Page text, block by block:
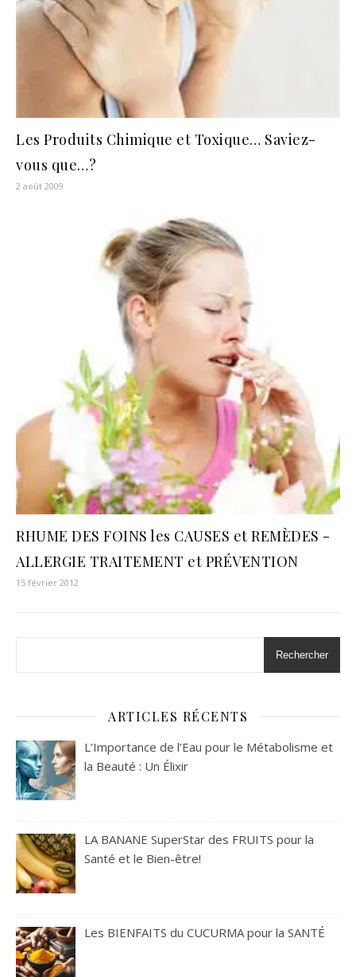
Les Produits Chimique et Toxique… Saviez-
vous que…?
2 août 2009
RHUME DES FOINS les CAUSES et REMÈDES -
ALLERGIE TRAITEMENT et PRÉVENTION
15 février 2012
Rechercher
ARTICLES RÉCENTS
L’Importance de l’Eau pour le Métabolisme et
la Beauté : Un Élixir
LA BANANE SuperStar des FRUITS pour la
Santé et le Bien-être!
Les BIENFAITS du CUCURMA pour la SANTÉ